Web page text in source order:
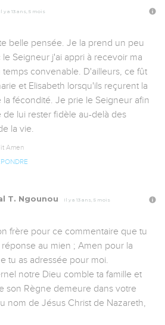
Il y a 13 ans, 5 mois
belle pensée. Je la prend un peu
le Seigneur j'ai appri à recevoir ma
convenable. D'ailleurs, ce fût
et Elisabeth lorsqu'ils reçurent la
fécondité. Je prie le Seigneur afin
de lui rester fidèle au-delà des
la vie.
Amen
T. Ngounou Il y a 13 ans, 5 mois
frère pour ce commentaire que tu
réponse au mien ; Amen pour la
tu as adressée pour moi.
notre Dieu comble ta famille et
son Règne demeure dans votre
nom de Jésus Christ de Nazareth,